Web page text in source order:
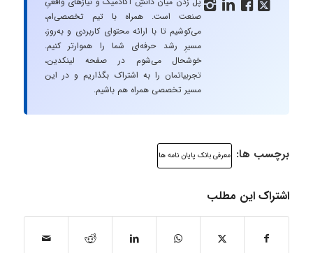
   
صنعت است. همراه با تیم تخصصی‌ام،
می‌کوشیم تا با ارائه محتوای کاربردی و به‌روز،
مسیرِ رشد حرفه‌ای شما را هموارتر کنیم.
خوشحال می‌شوم در صفحه لینکدین،
تجربیاتمان را به اشتراک بگذاریم و در این
مسیر تخصصی همراه هم باشیم.
برچسب ها: معرفی بانک پایان نامه ها
اشتراک این مطلب